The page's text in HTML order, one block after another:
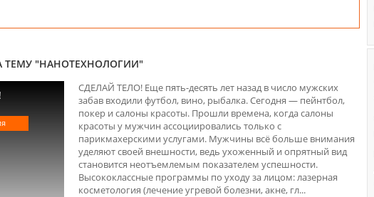
ТЕМУ "НАНОТЕХНОЛОГИИ"
СДЕЛАЙ ТЕЛО! Еще пять-десять лет назад в число мужских
забав входили футбол, вино, рыбалка. Сегодня — пейнтбол,
покер и салоны красоты. Прошли времена, когда салоны
красоты у мужчин ассоциировались только с
парикмахерскими услугами. Мужчины всё больше внимания
уделяют своей внешности, ведь ухоженный и опрятный вид
становится неотъемлемым показателем успешности.
Высококлассные программы по уходу за лицом: лазерная
косметология (лечение угревой болезни, акне, гл...